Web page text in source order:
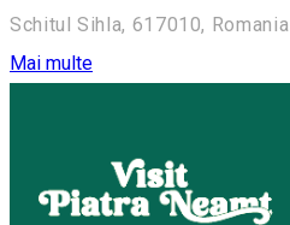
Schitul Sihla, 617010, Romania
Mai multe